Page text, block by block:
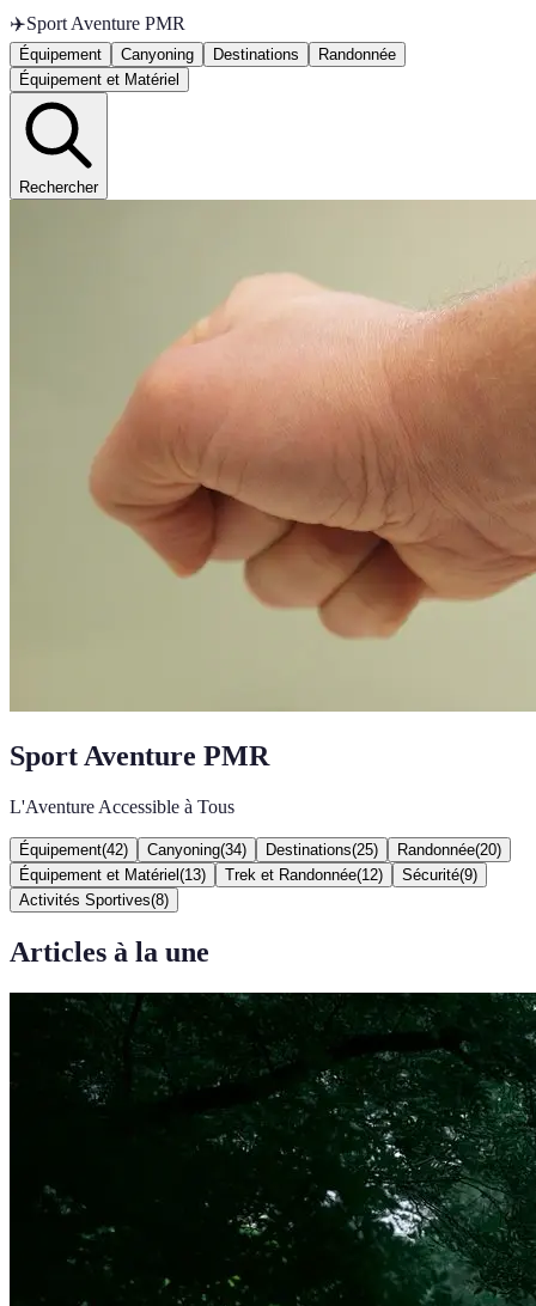
✈️Sport Aventure PMR
Équipement Canyoning Destinations
Randonnée
Équipement et Matériel
Rechercher
Sport Aventure PMR
L'Aventure Accessible à Tous
Équipement(42) Canyoning(34) Destinations(25) Randonnée(20)
Équipement et Matériel (13) Trek et Randonnée(12) Sécurité(9)
Activités Sportives(8)
Articles à la une